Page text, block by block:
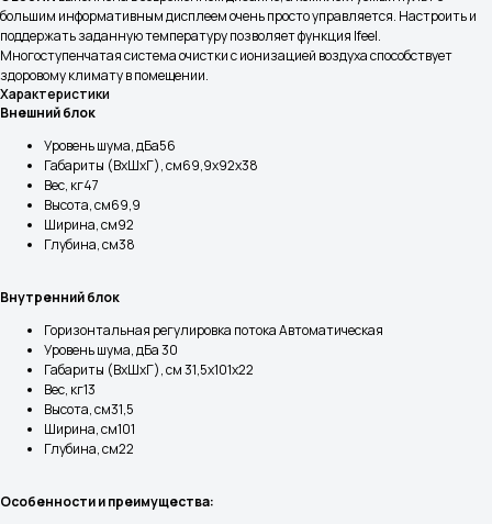
большим информативным дисплеем очень просто управляется. Настроить и
поддержать заданную температуру позволяет функция Ifeel.
Многоступенчатая система очистки с ионизацией воздуха способствует
здоровому климату в помещении.
Характеристики
Внешний блок
Уровень шума, дБа56
Габариты (ВхШхГ), см69,9х92х38
Вес, кг47
Высота, см69,9
Ширина, см92
Глубина, см38
Внутренний блок
Горизонтальная регулировка потока Автоматическая
Уровень шума, дБа 30
Габариты (ВхШхГ), см 31,5х101х22
Вес, кг13
Высота, см31,5
Ширина, см101
Глубина, см22
Особенности и преимущества: